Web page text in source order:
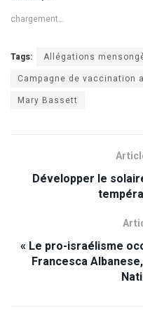
chargement…
Tags:
Allégations
Campagne de vaccination
Mary Bassett
Développer le
« Le pro-israélisme
Francesca